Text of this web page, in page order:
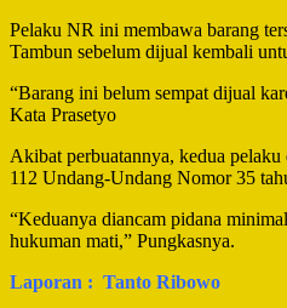
Pelaku NR ini membawa barang
Tambun sebelum dijual kembali
“Barang ini belum sempat dijual
Kata Prasetyo
Akibat perbuatannya, kedua pelaku
112 Undang-Undang Nomor 35
“Keduanya diancam pidana
hukuman mati,” Pungkasnya.
Laporan : Tanto Ribowo